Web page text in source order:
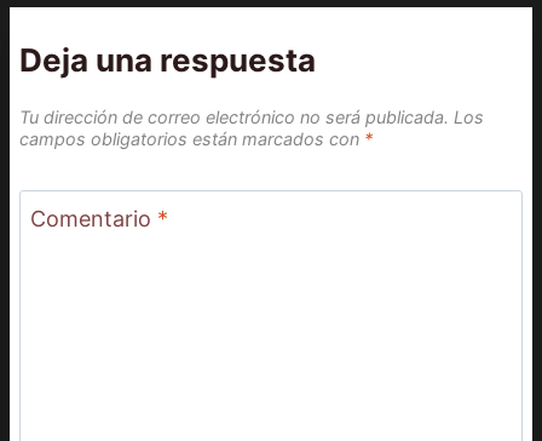
Deja una respuesta
Tu dirección de correo electrónico no será publicada. Los
campos obligatorios están marcados con *
Comentario *